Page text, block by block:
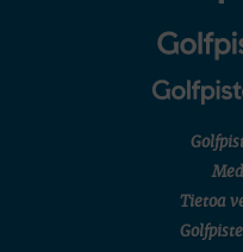
Tietoa